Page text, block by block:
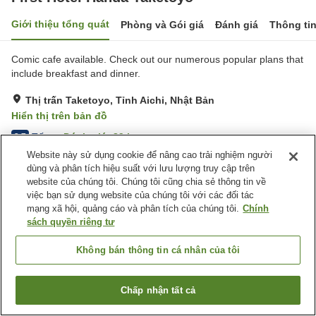
Giới thiệu tổng quát Phòng và Gói giá Đánh giá Thông
Comic cafe available. Check out our numerous popular plans that
include breakfast and dinner.
Thị trấn Taketoyo, Tỉnh Aichi, Nhật Bản
Hiển thị trên bản đồ
3.7 Tốt Đánh giá:89lượt
Tiện nghi chỗ nghỉ
Bãi đỗ xe
Cafe
Máy bán hàng tự động
Giặt ủi có phí
Nhật Bản Tỉnh Aichi
Thị trấn Taketoyo
First Hotel Handa Taketoyo
Tìm phòng trống
Website này sử dụng cookie để nâng cao trải nghiệm người
dùng và phân tích hiệu suất với lưu lượng truy cập trên
website của chúng tôi. Chúng tôi cũng chia sẻ thông tin về
việc bạn sử dụng website của chúng tôi với các đối tác
mạng xã hội, quảng cáo và phân tích của chúng tôi. Chính
sách quyền riêng tư
Không bán thông tin cá nhân của tôi
Chấp nhận tất cả